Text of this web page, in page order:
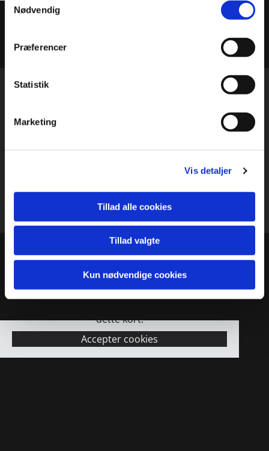
Nødvendig
Præferencer
Statistik
Marketing
Vis detaljer
Tillad alle cookies
Tillad valgte
Kun nødvendige cookies
Stævnen 55
Hver dag: 11.30 – 21
Den Lille Brobygger kan
fra den store skulptur
dette kort.
Accepter cookies